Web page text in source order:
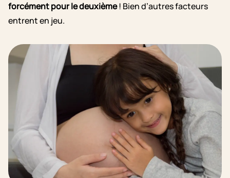
forcément pour le deuxième! Bien d’autres facteurs
entrent en jeu.